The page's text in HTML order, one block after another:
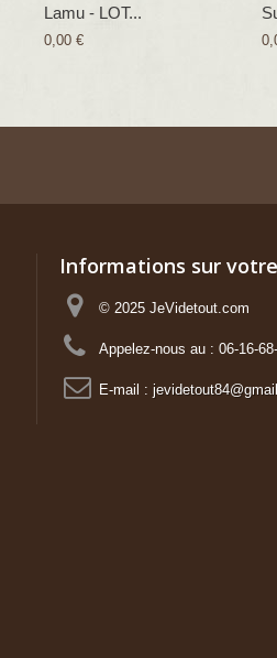
Lamu - LOT...
0,00 €
Informations sur
© 2025 JeVidetout.com
Appelez-nous au : 06-16-
E-mail :